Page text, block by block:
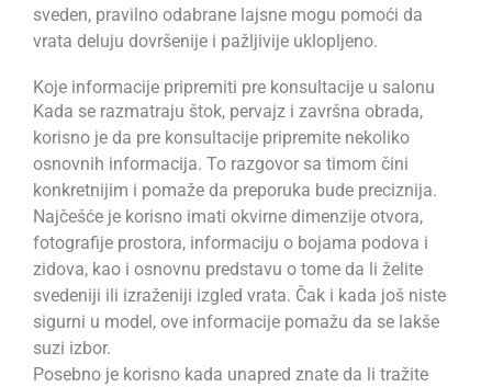
sveden, pravilno odabrane lajsne mogu pomoći da
vrata deluju dovršenije i pažljivije uklopljeno.
Koje informacije pripremiti pre konsultacije u salonu
Kada se razmatraju štok, pervajz i završna obrada,
korisno je da pre konsultacije pripremite nekoliko
osnovnih informacija. To razgovor sa timom čini
konkretnijim i pomaže da preporuka bude preciznija.
Najčešće je korisno imati okvirne dimenzije otvora,
fotografije prostora, informaciju o bojama podova i
zidova, kao i osnovnu predstavu o tome da li želite
svedeniji ili izraženiji izgled vrata. Čak i kada još niste
sigurni u model, ove informacije pomažu da se lakše
suzi izbor.
Posebno je korisno kada unapred znate da li tražite